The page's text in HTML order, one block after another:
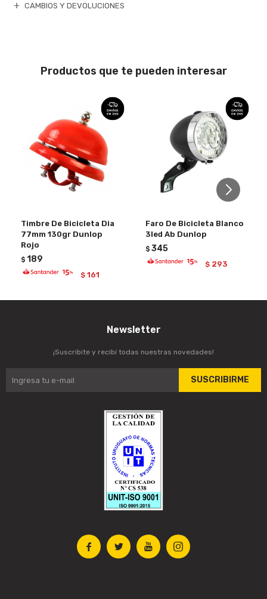
CAMBIOS Y DEVOLUCIONES
Productos que te pueden interesar
Timbre De Bicicleta Dia
77mm 130gr Dunlop
Rojo
$ 189
$ 161
Faro De Bicicleta Blanco
3led Ab Dunlop
$ 345
$ 293
   
Newsletter
¡Suscribite y recibí todas nuestras novedades!
SUSCRIBIRME